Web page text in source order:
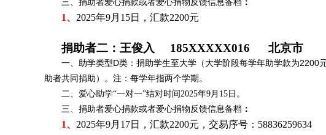
三、捐助者爱心捐款或者爱心捐物反馈信息备档 ：
1、 2025年9月15日，汇款2200元
捐助者二：王俊入 185XXXXX016 北京市
一、助学类型D类：捐助学生至大学（大学阶段每学年助学款为2200
助者共同捐助）。注：每学年指两个学期。
二、爱心助学“一对一”结对时间2025年9月15日。
三、捐助者爱心捐款或者爱心捐物反馈信息备档 ：
1、 2025年9月17日，汇款2200元，交易序号：58836259634